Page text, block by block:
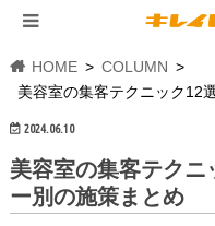
HOME
COLUMN
美容室の集客テクニック12
2024.06.10
美容室の集客テクニ
ー別の施策まとめ